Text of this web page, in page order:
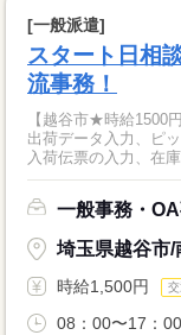
[一般派遣]
スタート日相
流事務！
【越谷市★時給1500
出荷データ入力、ピ
入荷伝票の入力、在庫
一般事務・
埼玉県越谷市/
時給1,500円
08：00〜17：